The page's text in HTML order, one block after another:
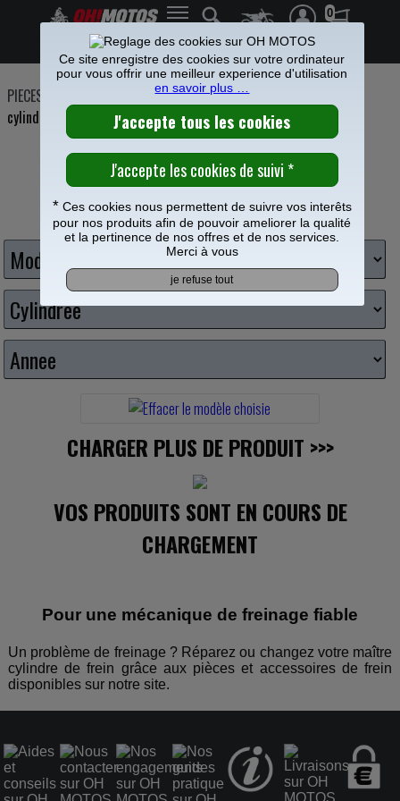
0
Frais de port offerts à partir de 49€
PIECES MOTO Etrier Maitre cylindre frein
cylindre de frein
Choisissez votre moto
CHARGER PLUS DE PRODUIT >>>
VOS PRODUITS SONT EN COURS DE
CHARGEMENT
Pour une mécanique de freinage fiable
Un problème de freinage ? Réparez ou changez votre maître
cylindre de frein grâce aux pièces et accessoires de frein
disponibles sur notre site.
Ce site enregistre des cookies sur votre ordinateur
pour vous offrir une meilleur experience d'utilisation
en savoir plus …
*Ces cookies nous permettent de suivre vos interêts
pour nos produits afin de pouvoir ameliorer la qualité
et la pertinence de nos offres et de nos services.
Merci à vous